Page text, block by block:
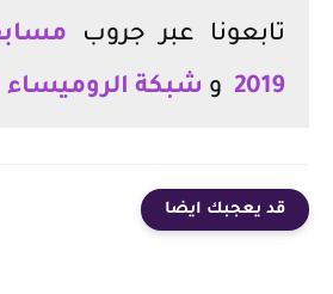
تابعونا عبر جروب
2019 و شبكة الروميساء
قد يعجبك ايضا